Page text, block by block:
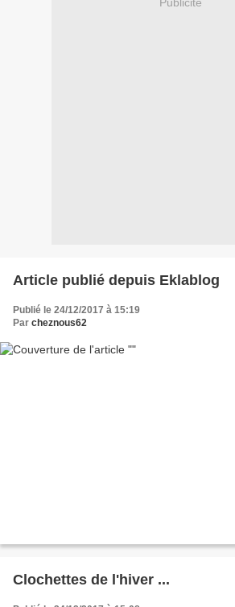
Article publié depuis Eklablog
Publié le 24/12/2017 à 15:19
Par cheznous62
Clochettes de l'hiver ...